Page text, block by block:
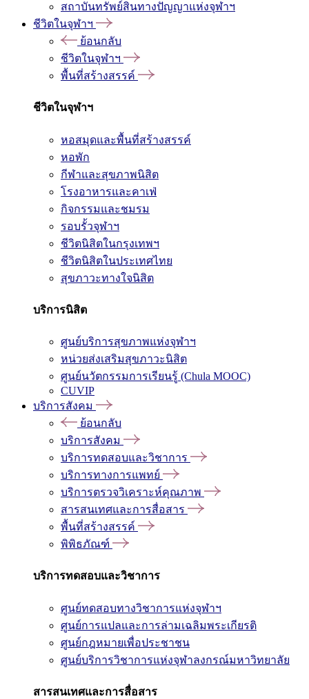
สถาบันทรัพย์สินทางปัญญาแห่งจุฬาฯ
ชีวิตในจุฬาฯ
ย้อนกลับ
ชีวิตในจุฬาฯ
พื้นที่สร้างสรรค์
ชีวิตในจุฬาฯ
หอสมุดและพื้นที่สร้างสรรค์
หอพัก
กีฬาและสุขภาพนิสิต
โรงอาหารและคาเฟ่
กิจกรรมและชมรม
รอบรั้วจุฬาฯ
ชีวิตนิสิตในกรุงเทพฯ
ชีวิตนิสิตในประเทศไทย
สุขภาวะทางใจนิสิต
บริการนิสิต
ศูนย์บริการสุขภาพแห่งจุฬาฯ
หน่วยส่งเสริมสุขภาวะนิสิต
ศูนย์นวัตกรรมการเรียนรู้ (Chula MOOC)
CUVIP
บริการสังคม
ย้อนกลับ
บริการสังคม
บริการทดสอบและวิชาการ
บริการทางการแพทย์
บริการตรวจวิเคราะห์คุณภาพ
สารสนเทศและการสื่อสาร
พื้นที่สร้างสรรค์
พิพิธภัณฑ์
บริการทดสอบและวิชาการ
ศูนย์ทดสอบทางวิชาการแห่งจุฬาฯ
ศูนย์การแปลและการล่ามเฉลิมพระเกียรติ
ศูนย์กฎหมายเพื่อประชาชน
ศูนย์บริการวิชาการแห่งจุฬาลงกรณ์มหาวิทยาลัย
สารสนเทศและการสื่อสาร